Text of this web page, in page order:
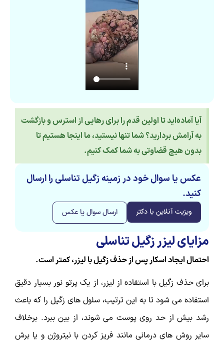
آیا آماده‌اید تا اولین قدم را برای رهایی از استرس و بازگشت
به آرامش بردارید؟ شما تنها نیستید، ما اینجا هستیم تا
بدون هیچ قضاوتی به شما کمک کنیم.
عکس یا سوال خود در زمینه زگیل تناسلی را ارسال
کنید.
ویزیت آنلاین با دکتر ارسال سوال یا عکس
مزایای لیزر زگیل تناسلی
احتمال ایجاد اسکار پس از حذف زگیل با لیزر، کمتر است.
برای حذف زگیل با استفاده از لیزر، از یک پرتو نور بسیار دقیق
استفاده می شود تا به این ترتیب، سلول های زگیل را که باعث
رشد بیش از حد روی پوست می شوند، از بین ببرد. برخلاف
سایر روش های درمانی مانند فریز کردن با نیتروژن و یا برش